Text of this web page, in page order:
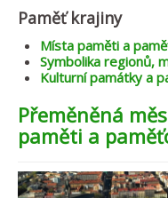
Paměť krajiny
Místa paměti a
Symbolika regionů,
Kulturní památky a
Přeměněná
paměti a